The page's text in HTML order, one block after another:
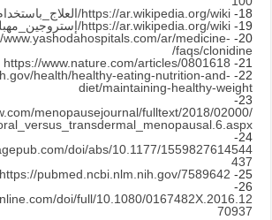
18-
https://ar.wikipedia.org/wiki/العلاج_باستخدام_الهرمونات_البديلة
19-
https://ar.wikipedia.org/wiki/إستروجين_مهبلي
20-
www.yashodahospitals.com/ar/medicine-
faqs/clonidine/
21-
https://www.nature.com/articles/0801618
22-
health/healthy-eating-nutrition-and-
diet/maintaining-healthy-weight
23-
menopausejournal/fulltext/2018/02000/
24-
doi/abs/10.1177/1559827614544
437
25-
pubmed.ncbi.nlm.nih.gov/7589642/
26-
doi/full/10.1080/0167482X.2016.12
70937